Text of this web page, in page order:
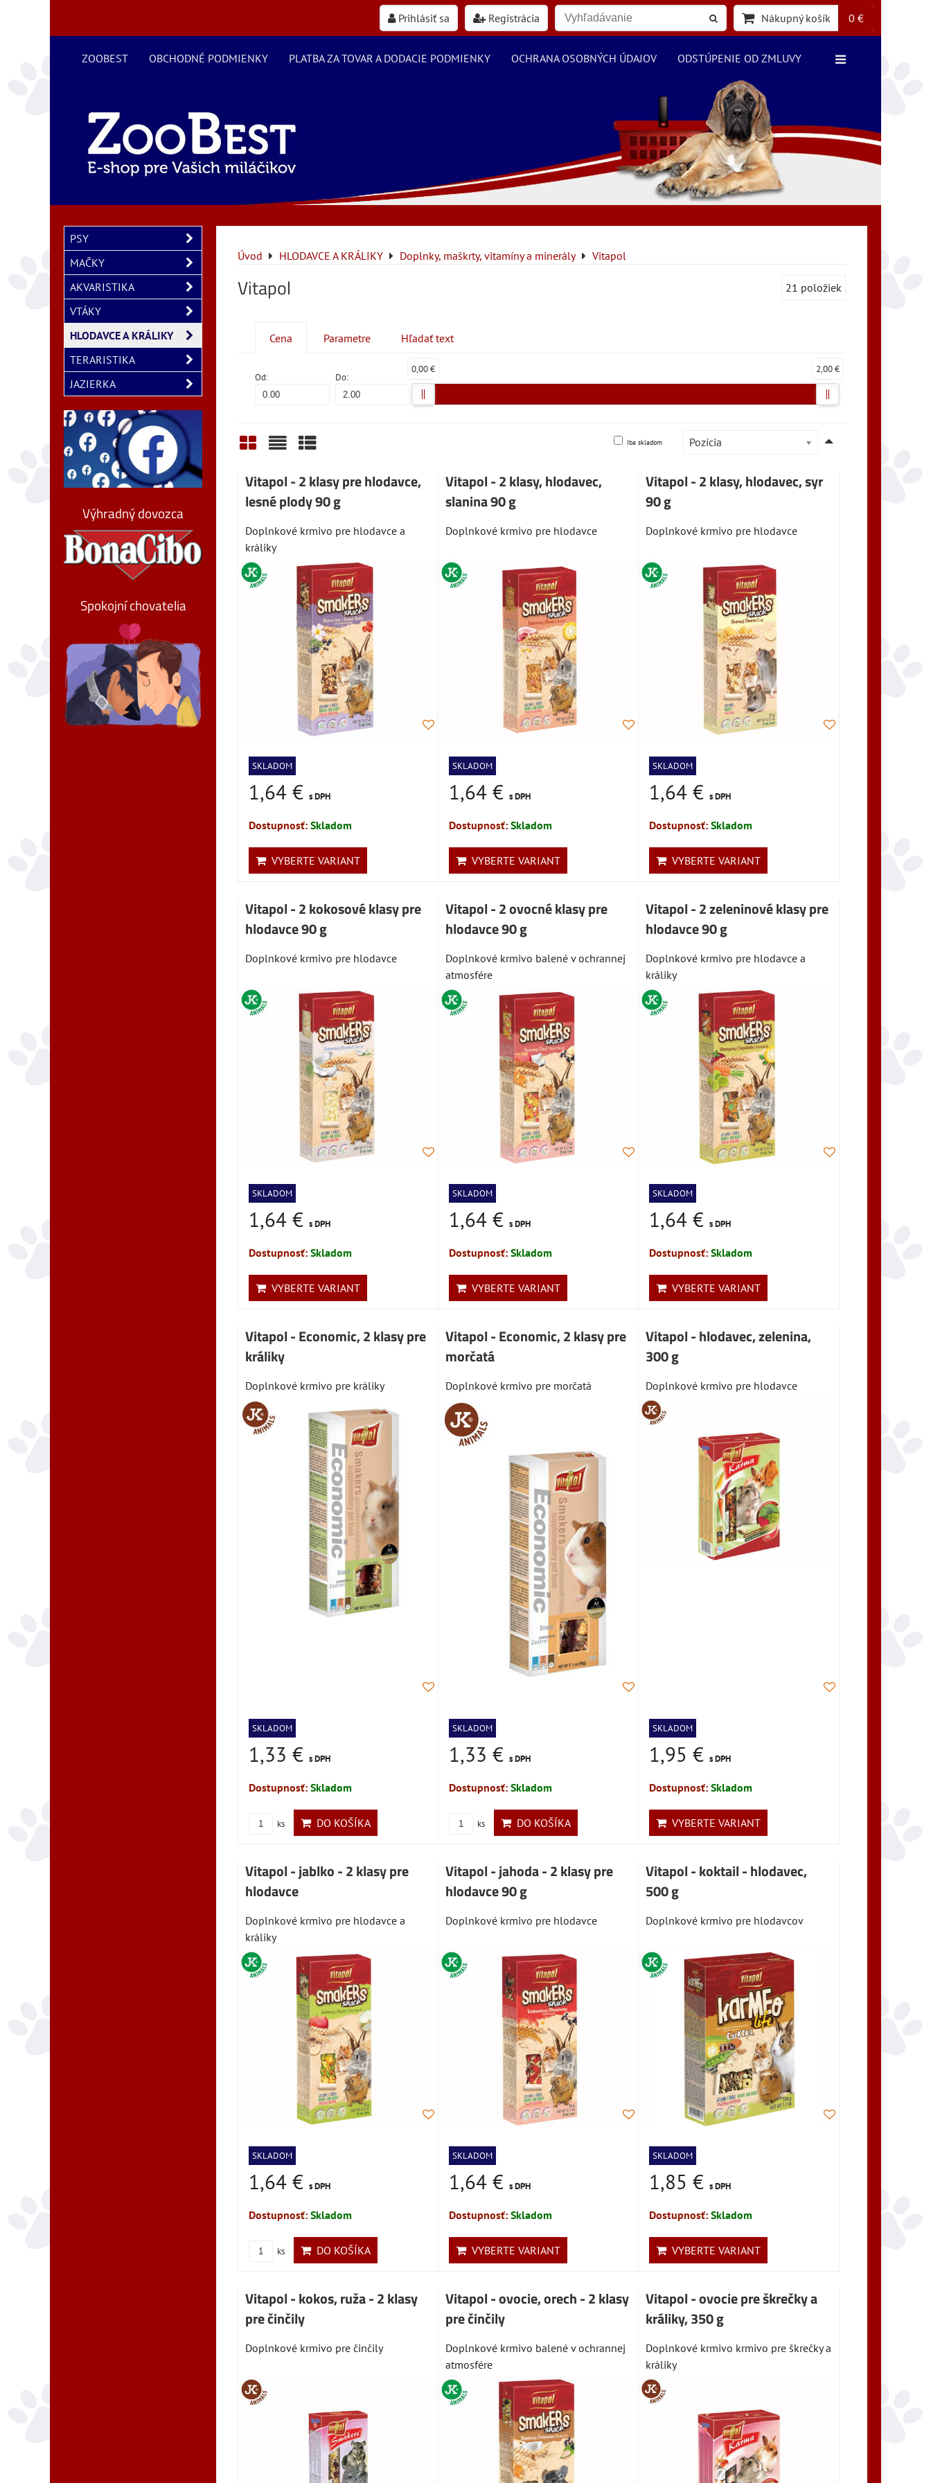
Prihlásiť sa Registrácia Nákupný košík 0 €
ZOOBEST OBCHODNÉ PODMIENKY PLATBA ZA TOVAR A DODACIE PODMIENKY OCHRANA OSOBNÝCH ÚDAJOV ODSTÚPENIE OD ZMLUVY
Úvod HLODAVCE A KRÁLIKY Doplnky, maškrty, vitamíny a minerály Vitapol
Vitapol 21 položiek
Cena Parametre Hľadať text
Od: Do:
0,00 € 2,00 €
Pozícia
Iba skladom
Vitapol - 2 klasy pre hlodavce,
lesné plody 90 g
Doplnkové krmivo pre hlodavce a
králiky
SKLADOM
1,64 € s DPH
Dostupnosť: Skladom
VYBERTE VARIANT
Vitapol - 2 klasy, hlodavec,
slanina 90 g
Doplnkové krmivo pre hlodavce
SKLADOM
1,64 € s DPH
Dostupnosť: Skladom
VYBERTE VARIANT
Vitapol - 2 klasy, hlodavec, syr
90 g
Doplnkové krmivo pre hlodavce
SKLADOM
1,64 €s DPH
Dostupnosť:Skladom
VYBERTE VARIANT
Vitapol - 2 kokosové klasy pre
hlodavce 90 g
Doplnkové krmivo pre hlodavce
SKLADOM
1,64 € s DPH
Dostupnosť: Skladom
VYBERTE VARIANT
Vitapol - 2 ovocné klasy pre
hlodavce 90 g
Doplnkové krmivo balené v ochrannej
atmosfére
SKLADOM
1,64 € s DPH
Dostupnosť: Skladom
VYBERTE VARIANT
Vitapol - 2 zeleninové klasy pre
hlodavce 90 g
Doplnkové krmivo pre hlodavce a
králiky
SKLADOM
1,64 €s DPH
Dostupnosť:Skladom
VYBERTE VARIANT
Vitapol - Economic, 2 klasy pre
králiky
Doplnkové krmivo pre králiky
SKLADOM
1,33 € s DPH
Dostupnosť: Skladom
ks DO KOŠÍKA
Vitapol - Economic, 2 klasy pre
morčatá
Doplnkové krmivo pre morčatá
SKLADOM
1,33 € s DPH
Dostupnosť: Skladom
ks DO KOŠÍKA
Vitapol - hlodavec, zelenina,
300 g
Doplnkové krmivo pre hlodavce
SKLADOM
1,95 €s DPH
Dostupnosť:Skladom
VYBERTE VARIANT
Vitapol - jablko - 2 klasy pre
hlodavce
Doplnkové krmivo pre hlodavce a
králiky
SKLADOM
1,64 € s DPH
Dostupnosť: Skladom
ks DO KOŠÍKA
Vitapol - jahoda - 2 klasy pre
hlodavce 90 g
Doplnkové krmivo pre hlodavce
SKLADOM
1,64 € s DPH
Dostupnosť: Skladom
VYBERTE VARIANT
Vitapol - koktail - hlodavec,
500 g
Doplnkové krmivo pre hlodavcov
SKLADOM
1,85 €s DPH
Dostupnosť:Skladom
VYBERTE VARIANT
Vitapol - kokos, ruža - 2 klasy
pre činčily
Doplnkové krmivo pre činčily
Vitapol - ovocie, orech - 2 klasy
pre činčily
Doplnkové krmivo balené v ochrannej
atmosfére
Vitapol - ovocie pre škrečky a
králiky, 350 g
Doplnkové krmivo krmivo pre škrečky a
králiky
PSY
MAČKY
AKVARISTIKA
VTÁKY
HLODAVCE A KRÁLIKY
TERARISTIKA
JAZIERKA
Výhradný dovozca
Spokojní chovatelia